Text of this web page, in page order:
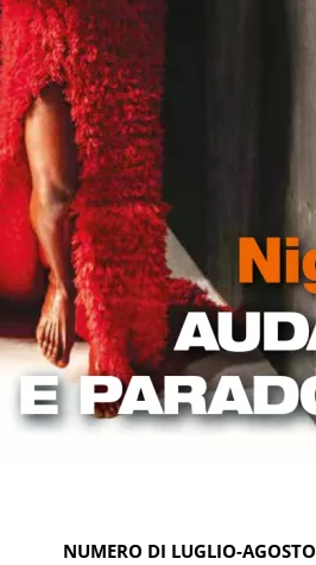
NUMERO DI LUGLIO-AGOSTO